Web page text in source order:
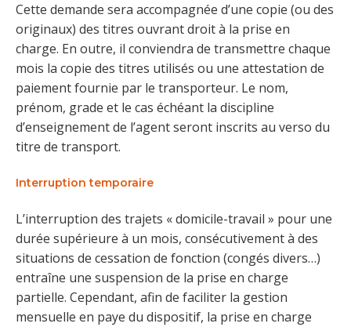
Cette demande sera accompagnée d’une copie (ou des
originaux) des titres ouvrant droit à la prise en
charge. En outre, il conviendra de transmettre chaque
mois la copie des titres utilisés ou une attestation de
paiement fournie par le transporteur. Le nom,
prénom, grade et le cas échéant la discipline
d’enseignement de l’agent seront inscrits au verso du
titre de transport.
Interruption temporaire
L’interruption des trajets « domicile-travail » pour une
durée supérieure à un mois, consécutivement à des
situations de cessation de fonction (congés divers…)
entraîne une suspension de la prise en charge
partielle. Cependant, afin de faciliter la gestion
mensuelle en paye du dispositif, la prise en charge